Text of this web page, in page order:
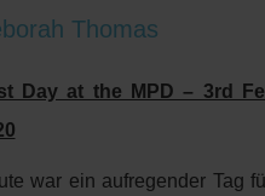
Thomas
Day at the MPD – 3rd
war ein aufregender Tag